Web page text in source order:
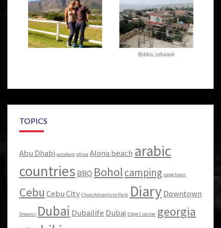
Byblos, Lebanon
TOPICS
Abu Dhabi accident africa Alona beach arabic
countries BBQ Boholcamping cape town
Cebu Cebu City Chop Adventure Park DiaryDowntown
Dreams Dubai Dubailife Dubaj Edge Coaster georgia